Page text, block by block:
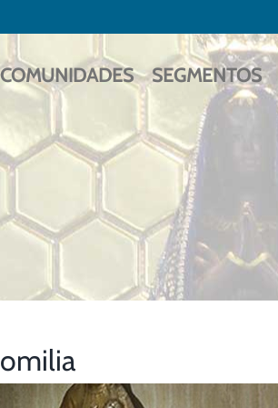
COMUNIDADES SEGMENTOS